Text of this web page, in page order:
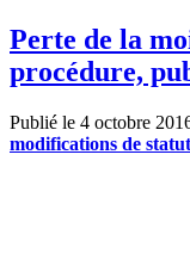
Perte de la
procédure,
Publié le 4 octobre
modifications de